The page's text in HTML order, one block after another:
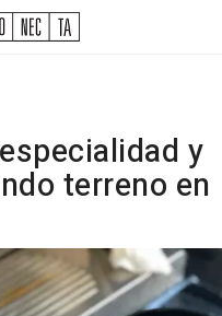
y
terreno en